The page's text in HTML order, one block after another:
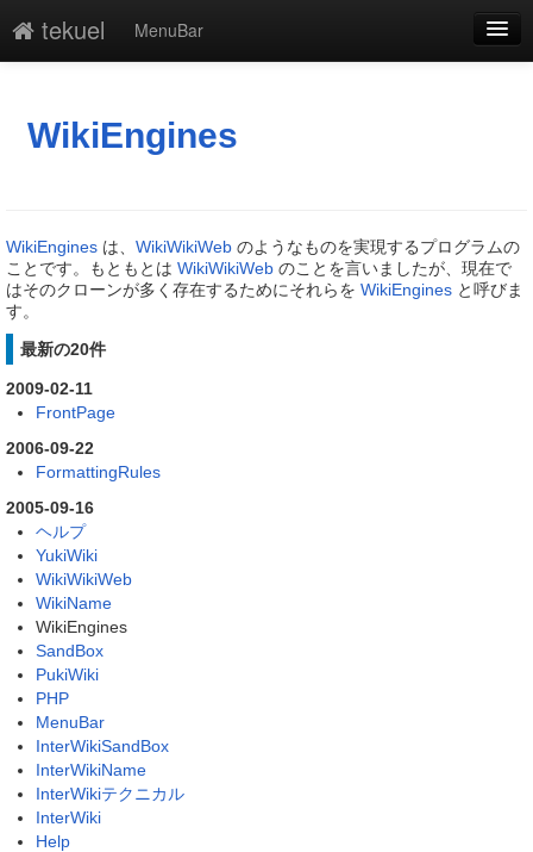
tekuel
MenuBar
添付
最終更新
単語検索
WikiEngines
WikiEngines は、 WikiWikiWeb のようなものを実現するプログラムの
ことです。もともとは WikiWikiWeb のことを言いましたが、現在で
はそのクローンが多く存在するためにそれらを WikiEngines と呼びま
す。
最新の20件
2009-02-11
FrontPage
2006-09-22
FormattingRules
2005-09-16
ヘルプ
YukiWiki
WikiWikiWeb
WikiName
WikiEngines
SandBox
PukiWiki
PHP
MenuBar
InterWikiSandBox
InterWikiName
InterWikiテクニカル
InterWiki
Help